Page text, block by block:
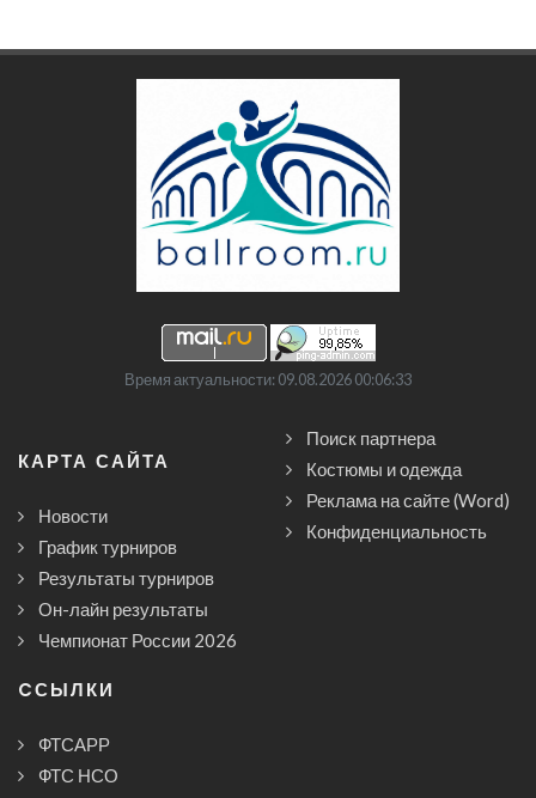
Время актуальности: 09.08.2026 00:06:33
КАРТА САЙТА
Новости
График турниров
Результаты турниров
Он-лайн результаты
Чемпионат России 2026
Поиск партнера
Костюмы и одежда
Реклама на сайте (Word)
Конфиденциальность
CСЫЛКИ
ФТСАРР
ФТС НСО